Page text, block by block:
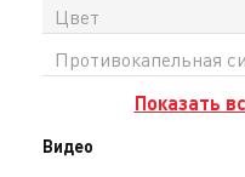
Цвет
Противокапельная
Показать
Видео